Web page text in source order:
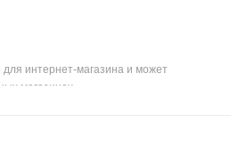
интернет-магазина и может
магазинах